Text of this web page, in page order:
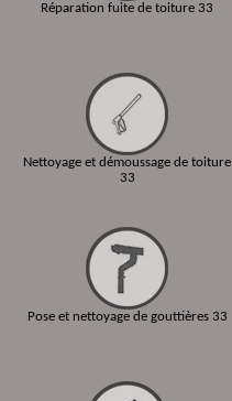
Réparation fuite de toiture 33
Nettoyage et démoussage de toiture
33
Pose et nettoyage de gouttières 33